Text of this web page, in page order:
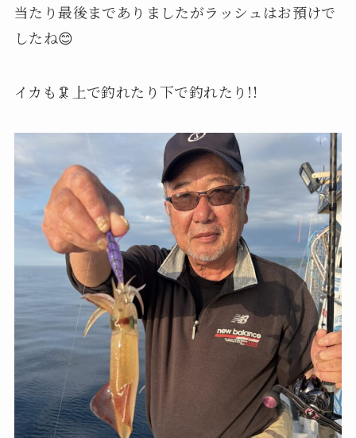
当たり最後までありましたがラッシュはお預けで
したね😊
イカも🦑上で釣れたり下で釣れたり!!